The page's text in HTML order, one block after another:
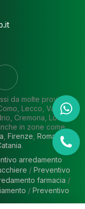
da molte province
Lecco, Varese,
Cremona, Lodi.
in zone come
Firenze Roma
.
arredamento
/ Preventivo
farmacia /
/ Preventivo